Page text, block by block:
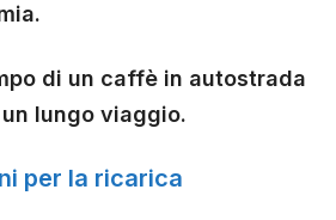
di un caffè in autostrada
lungo viaggio.
per la ricarica